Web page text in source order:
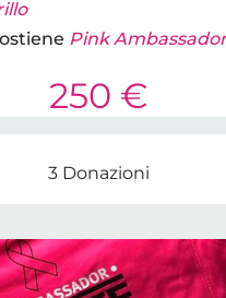
Pink Ambassador
250 €
3 Donazioni